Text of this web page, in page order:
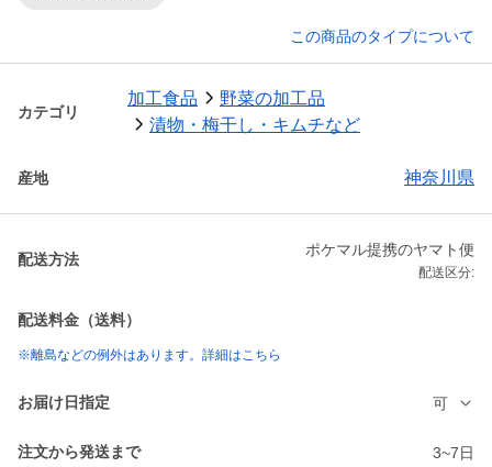
この商品のタイプについて
カテゴリ
加工食品
野菜の加工品
漬物・梅干し・キムチなど
産地 神奈川県
配送方法
ポケマル提携のヤマト便
配送区分:
配送料金（送料）
※離島などの例外はあります。詳細はこちら
お届け日指定 可
注文から発送まで 3~7日